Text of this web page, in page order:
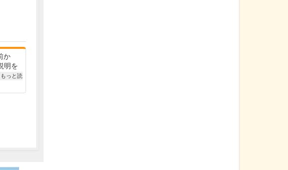
か
明を
もっと読